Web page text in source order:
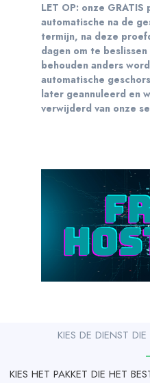
LET OP: onze
automatische na de
termijn, na deze
dagen om te
behouden anders
automatische
later geannuleerd en
verwijderd van onze
KIES DE DIENST
KIES HET PAKKET DIE HET